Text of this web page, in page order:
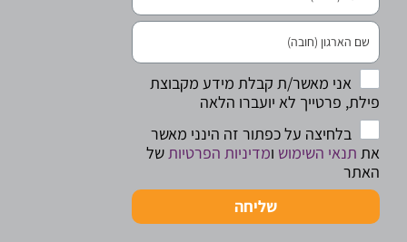
אני מאשר/ת קבלת מידע מקבוצת
פילת, פרטייך לא יועברו הלאה
בלחיצה על כפתור זה הינני מאשר
את תנאי השימוש ומדיניות הפרטיות של
האתר
שליחה